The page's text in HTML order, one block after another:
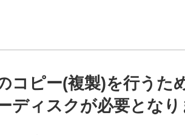
コピー(複製)を行うた
ディスクが必要となり